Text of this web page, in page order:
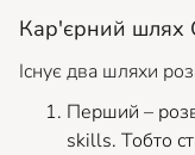
Кар'єрний шлях
Існує два шляхи
Перший –
skills. Тобто